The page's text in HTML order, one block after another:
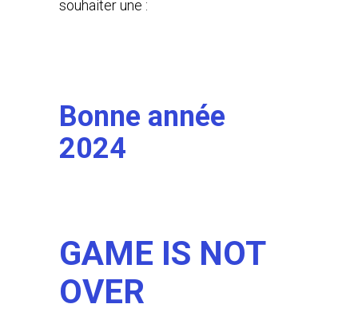
souhaiter une :
Bonne année
2024
GAME IS NOT
OVER